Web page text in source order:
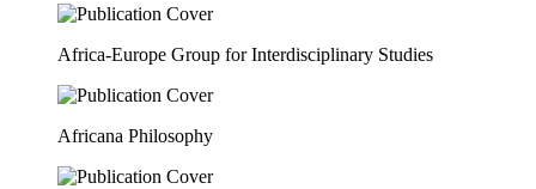
Africa-Europe Group for Interdisciplinary Studies
Africana Philosophy